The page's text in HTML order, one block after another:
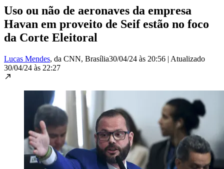
Uso ou não de aeronaves da empresa
Havan em proveito de Seif estão no foco
da Corte Eleitoral
Lucas Mendes, da CNN, Brasília30/04/24 às 20:56 | Atualizado
30/04/24 às 22:27